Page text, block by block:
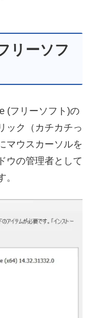
リーソフ
(フリーソフト)の
ック（カチカチっ
マウスカーソルを
ウの管理者として
。